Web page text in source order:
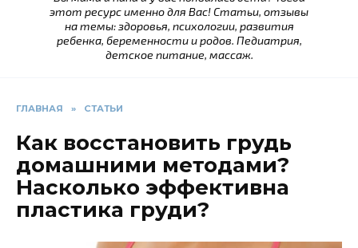
этот ресурс именно для Вас! Статьи, отзывы
на темы: здоровья, психологии, развития
ребенка, беременности и родов. Педиатрия,
детское питание, массаж.
ГЛАВНАЯ » СТАТЬИ
Как восстановить грудь
домашними методами?
Насколько эффективна
пластика груди?